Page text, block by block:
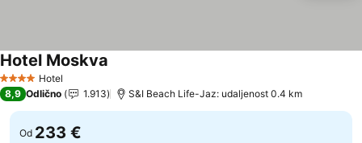
4 ZvezdiceHotel
Hotel Moskva
8,9 Odlično 1.913 S&I Beach Life-Jaz: udaljenost 0.4 km
Od 233 €